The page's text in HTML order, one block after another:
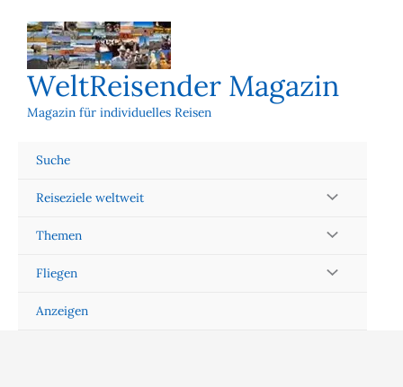
Inhalt
springen
WeltReisender Magazin
Magazin für individuelles Reisen
Suche
Reiseziele weltweit
Themen
Fliegen
Anzeigen